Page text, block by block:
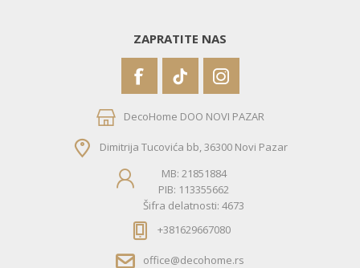
ZAPRATITE NAS
DecoHome DOO NOVI PAZAR
Dimitrija Tucovića bb, 36300 Novi Pazar
MB: 21851884
PIB: 113355662
Šifra delatnosti: 4673
+381629667080
office@decohome.rs